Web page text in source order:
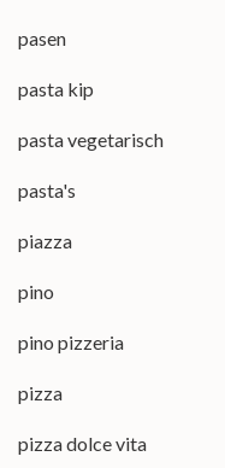
pasen
pasta kip
pasta vegetarisch
pasta's
piazza
pino
pino pizzeria
pizza
pizza dolce vita